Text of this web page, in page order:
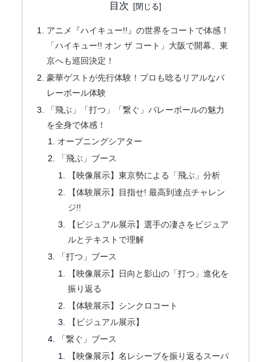
目次
アニメ『ハイキュー!!』の世界をコートで体感！
「ハイキュー!! オン ザ コート」大阪で開幕、東
京へも巡回決定！
豪華ゲストが先行体験！プロも唸るリアルなバ
レーボール体験
「飛ぶ」「打つ」「繋ぐ」バレーボールの魅力
を全身で体感！
オープニングシアター
「飛ぶ」ブース
【映像展示】東京勢による「飛ぶ」分析
【体験展示】目指せ! 最高到達点チャレン
ジ!!
【ビジュアル展示】選手の凄さをビジュア
ルとテキストで理解
「打つ」ブース
【映像展示】日向と影山の「打つ」進化を
振り返る
【体験展示】シンクロコート
【ビジュアル展示】
「繋ぐ」ブース
【映像展示】名レシーブを振り返るスーパ